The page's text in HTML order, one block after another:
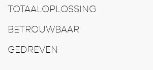
TOTAALOPLOSSING
BETROUWBAAR
GEDREVEN